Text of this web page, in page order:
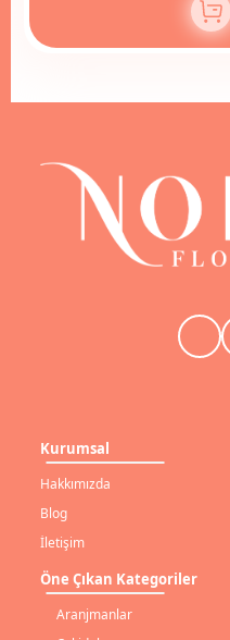
Kurumsal
Hakkımızda
Blog
İletişim
Öne Çıkan Kategoriler
Aranjmanlar